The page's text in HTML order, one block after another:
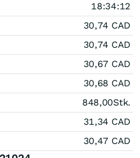
18:34:12
30,74 CAD
30,74 CAD
30,67 CAD
30,68 CAD
848,00Stk.
31,34 CAD
30,47 CAD